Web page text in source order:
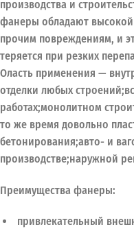
производства и
фанеры обладают
прочим повреждениям, и
теряется при резких
Оласть применения —
отделки любых
работах;монолитном
то же время довольно
бетонирования;авто- и
производстве;наружной
Преимущества фанеры:
привлекательный